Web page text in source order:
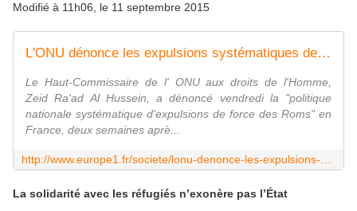
Modifié à 11h06, le 11 septembre 2015
L'ONU dénonce les expulsions systématiques des Roms en France
Le Haut-Commissaire de l' ONU aux droits de l'Homme,
Zeid Ra'ad Al Hussein, a dénoncé vendredi la "politique
nationale systématique d'expulsions de force des Roms" en
France, deux semaines aprè...
La solidarité avec les réfugiés n’exonère pas l’État